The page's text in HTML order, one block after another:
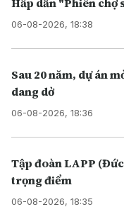
Hấp dẫn "Phiên chợ
06-08-2026, 18:38
Sau 20 năm, dự án
dang dở
06-08-2026, 18:36
Tập đoàn LAPP
trọng điểm
06-08-2026, 18:35